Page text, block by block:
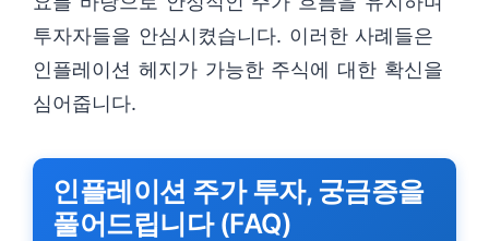
투자자들을 안심시켰습니다. 이러한 사례들은
인플레이션 헤지가 가능한 주식에 대한 확신을
심어줍니다.
인플레이션 주가 투자, 궁금증을
풀어드립니다 (FAQ)